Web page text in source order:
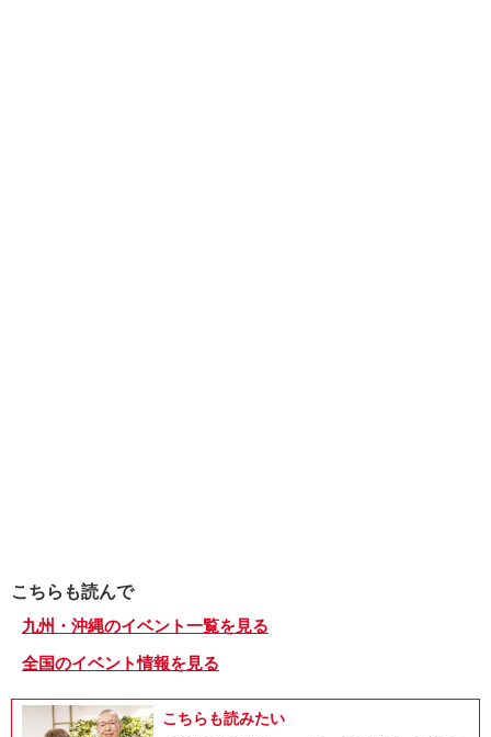
こちらも読んで
九州・沖縄のイベント一覧を見る
全国のイベント情報を見る
こちらも読みたい